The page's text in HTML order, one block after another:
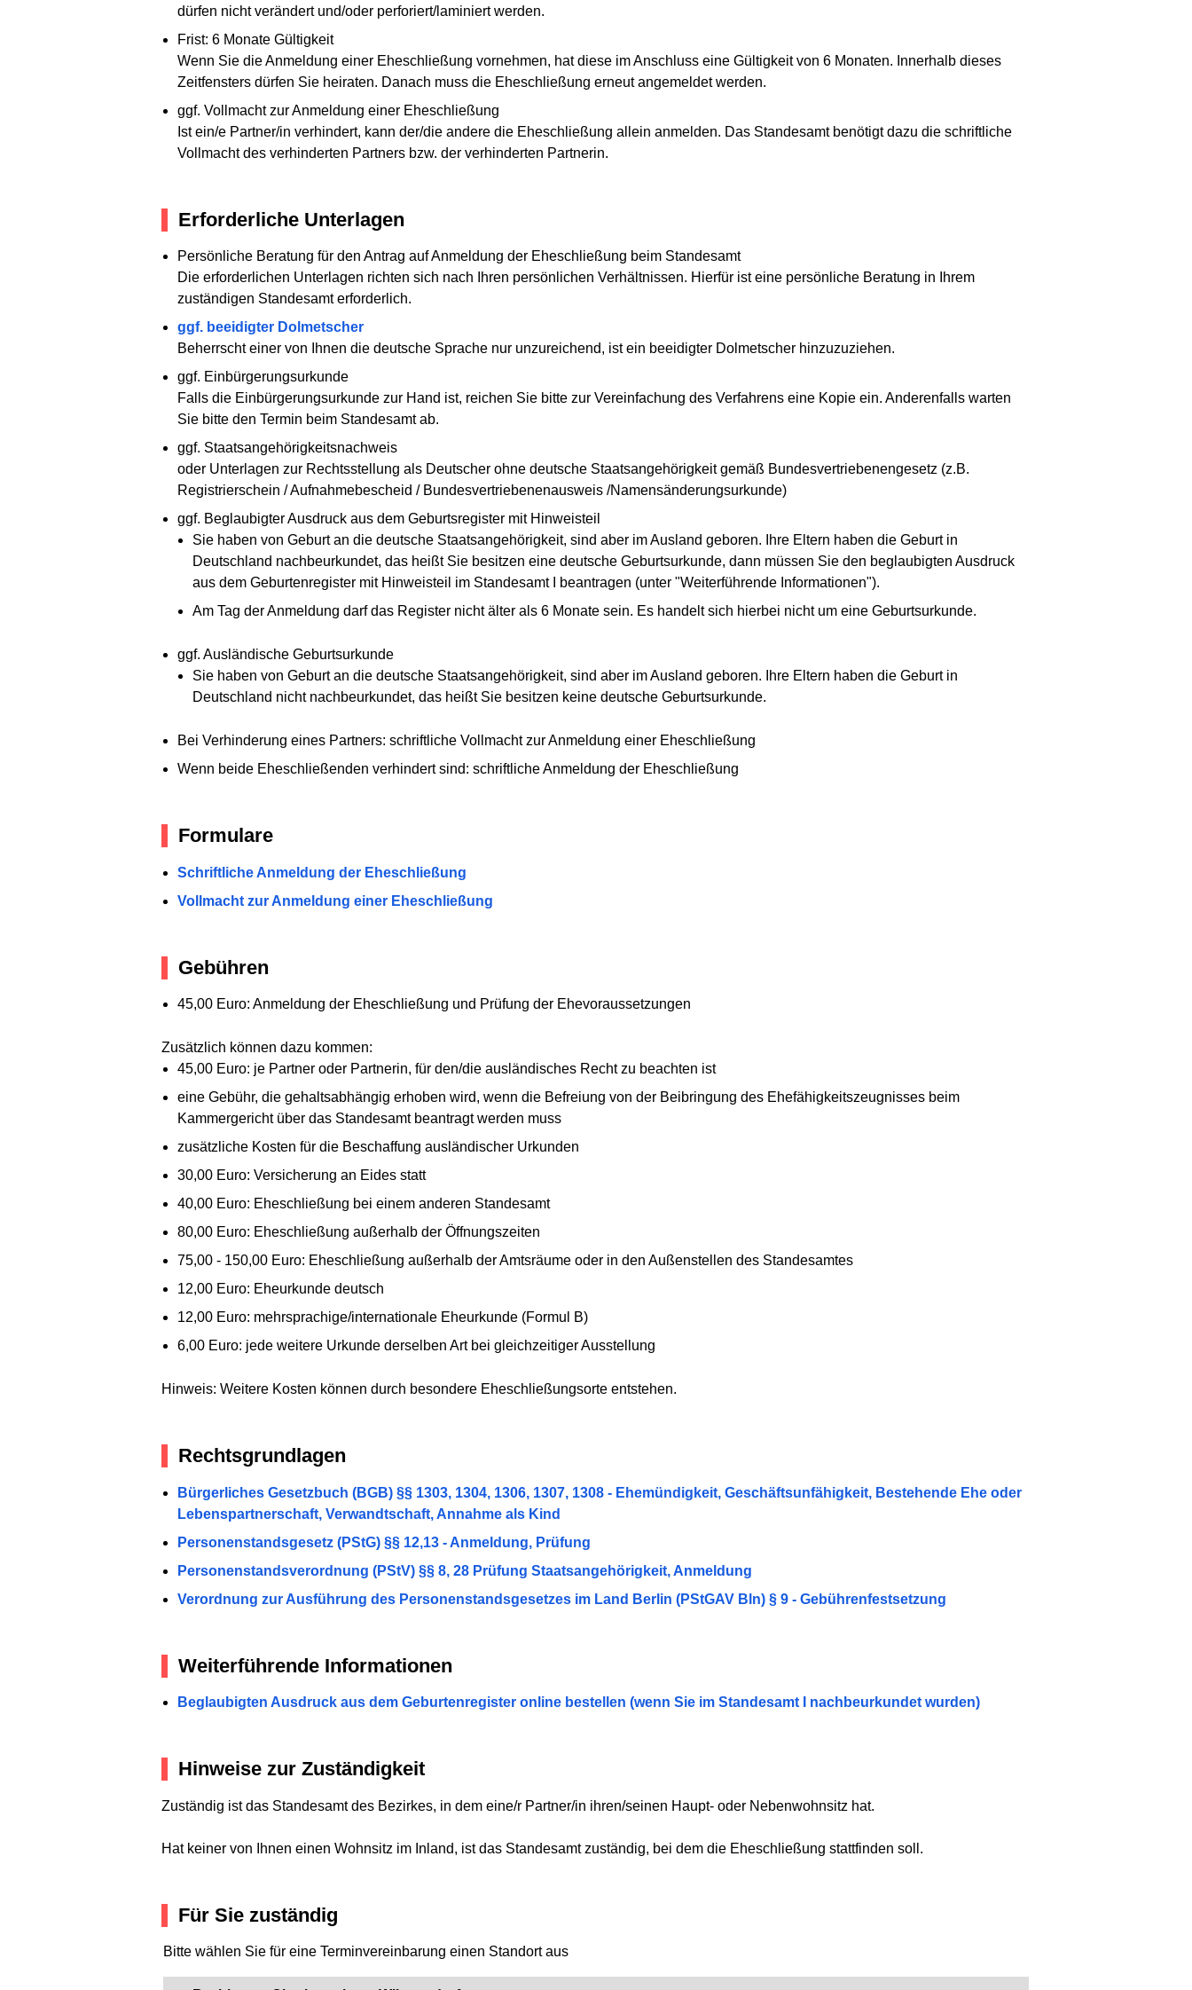
dürfen nicht verändert und/oder perforiert/laminiert werden.
Frist: 6 Monate Gültigkeit
Wenn Sie die Anmeldung einer Eheschließung vornehmen, hat diese im Anschluss eine Gültigkeit von 6 Monaten. Innerhalb dieses
Zeitfensters dürfen Sie heiraten. Danach muss die Eheschließung erneut angemeldet werden.
ggf. Vollmacht zur Anmeldung einer Eheschließung
Ist ein/e Partner/in verhindert, kann der/die andere die Eheschließung allein anmelden. Das Standesamt benötigt dazu die schriftliche
Vollmacht des verhinderten Partners bzw. der verhinderten Partnerin.
Erforderliche Unterlagen
Persönliche Beratung für den Antrag auf Anmeldung der Eheschließung beim Standesamt
Die erforderlichen Unterlagen richten sich nach Ihren persönlichen Verhältnissen. Hierfür ist eine persönliche Beratung in Ihrem
zuständigen Standesamt erforderlich.
ggf. beeidigter Dolmetscher
Beherrscht einer von Ihnen die deutsche Sprache nur unzureichend, ist ein beeidigter Dolmetscher hinzuzuziehen.
ggf. Einbürgerungsurkunde
Falls die Einbürgerungsurkunde zur Hand ist, reichen Sie bitte zur Vereinfachung des Verfahrens eine Kopie ein. Anderenfalls warten
Sie bitte den Termin beim Standesamt ab.
ggf. Staatsangehörigkeitsnachweis
oder Unterlagen zur Rechtsstellung als Deutscher ohne deutsche Staatsangehörigkeit gemäß Bundesvertriebenengesetz (z.B.
Registrierschein / Aufnahmebescheid / Bundesvertriebenenausweis /Namensänderungsurkunde)
ggf. Beglaubigter Ausdruck aus dem Geburtsregister mit Hinweisteil
Sie haben von Geburt an die deutsche Staatsangehörigkeit, sind aber im Ausland geboren. Ihre Eltern haben die Geburt in
Deutschland nachbeurkundet, das heißt Sie besitzen eine deutsche Geburtsurkunde, dann müssen Sie den beglaubigten Ausdruck
aus dem Geburtenregister mit Hinweisteil im Standesamt I beantragen (unter "Weiterführende Informationen").
Am Tag der Anmeldung darf das Register nicht älter als 6 Monate sein. Es handelt sich hierbei nicht um eine Geburtsurkunde.
ggf. Ausländische Geburtsurkunde
Sie haben von Geburt an die deutsche Staatsangehörigkeit, sind aber im Ausland geboren. Ihre Eltern haben die Geburt in
Deutschland nicht nachbeurkundet, das heißt Sie besitzen keine deutsche Geburtsurkunde.
Bei Verhinderung eines Partners: schriftliche Vollmacht zur Anmeldung einer Eheschließung
Wenn beide Eheschließenden verhindert sind: schriftliche Anmeldung der Eheschließung
Formulare
Schriftliche Anmeldung der Eheschließung
Vollmacht zur Anmeldung einer Eheschließung
Gebühren
45,00 Euro: Anmeldung der Eheschließung und Prüfung der Ehevoraussetzungen
Zusätzlich können dazu kommen:
45,00 Euro: je Partner oder Partnerin, für den/die ausländisches Recht zu beachten ist
eine Gebühr, die gehaltsabhängig erhoben wird, wenn die Befreiung von der Beibringung des Ehefähigkeitszeugnisses beim
Kammergericht über das Standesamt beantragt werden muss
zusätzliche Kosten für die Beschaffung ausländischer Urkunden
30,00 Euro: Versicherung an Eides statt
40,00 Euro: Eheschließung bei einem anderen Standesamt
80,00 Euro: Eheschließung außerhalb der Öffnungszeiten
75,00 - 150,00 Euro: Eheschließung außerhalb der Amtsräume oder in den Außenstellen des Standesamtes
12,00 Euro: Eheurkunde deutsch
12,00 Euro: mehrsprachige/internationale Eheurkunde (Formul B)
6,00 Euro: jede weitere Urkunde derselben Art bei gleichzeitiger Ausstellung
Hinweis: Weitere Kosten können durch besondere Eheschließungsorte entstehen.
Rechtsgrundlagen
Bürgerliches Gesetzbuch (BGB) §§ 1303, 1304, 1306, 1307, 1308 - Ehemündigkeit, Geschäftsunfähigkeit, Bestehende Ehe oder
Lebenspartnerschaft, Verwandtschaft, Annahme als Kind
Personenstandsgesetz (PStG) §§ 12,13 - Anmeldung, Prüfung
Personenstandsverordnung (PStV) §§ 8, 28 Prüfung Staatsangehörigkeit, Anmeldung
Verordnung zur Ausführung des Personenstandsgesetzes im Land Berlin (PStGAV Bln) § 9 - Gebührenfestsetzung
Weiterführende Informationen
Beglaubigten Ausdruck aus dem Geburtenregister online bestellen (wenn Sie im Standesamt I nachbeurkundet wurden)
Hinweise zur Zuständigkeit
Zuständig ist das Standesamt des Bezirkes, in dem eine/r Partner/in ihren/seinen Haupt- oder Nebenwohnsitz hat.
Hat keiner von Ihnen einen Wohnsitz im Inland, ist das Standesamt zuständig, bei dem die Eheschließung stattfinden soll.
Für Sie zuständig
Bitte wählen Sie für eine Terminvereinbarung einen Standort aus